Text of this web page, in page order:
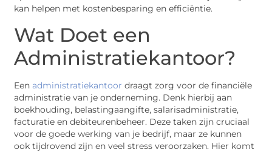
kan helpen met kostenbesparing en efficiëntie.
Wat Doet een
Administratiekantoor?
Een administratiekantoor draagt zorg voor de financiële
administratie van je onderneming. Denk hierbij aan
boekhouding, belastingaangifte, salarisadministratie,
facturatie en debiteurenbeheer. Deze taken zijn cruciaal
voor de goede werking van je bedrijf, maar ze kunnen
ook tijdrovend zijn en veel stress veroorzaken. Hier komt